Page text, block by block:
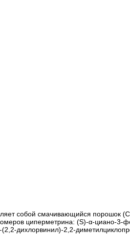
собой смачивающийся порошок
циперметрина: (S)-α-циано-3-
дихлорвинил)-2,2-